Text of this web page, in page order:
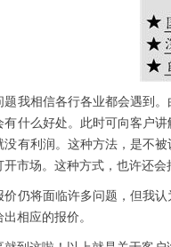
相信各行各业都会遇到。
有什么好处。此时可向客户
没有利润。这种方法，是不
市场。这种方式，也许还会
将面临许多问题，但我认
相应的报价。